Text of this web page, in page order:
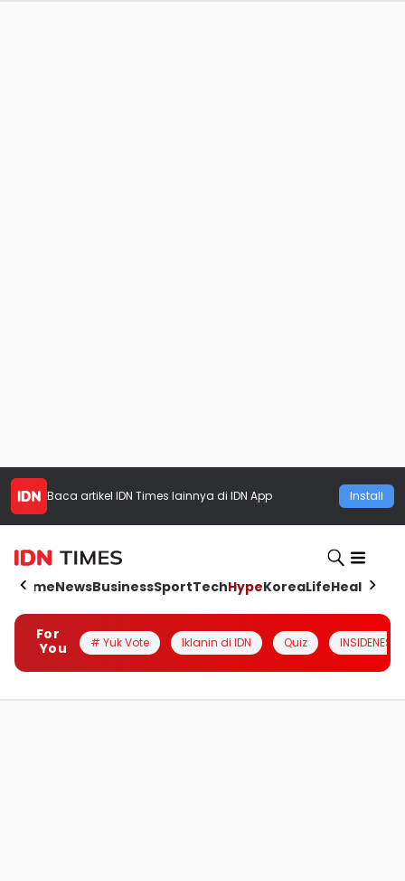
Baca artikel IDN Times lainnya di IDN App Install
HomeNewsBusinessSportTechHypeKoreaLifeHealth
For
You
# Yuk Vote Iklanin di IDN Quiz INSIDENESIA